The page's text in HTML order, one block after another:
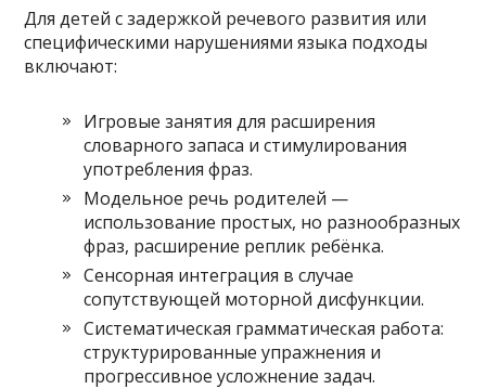
Для детей с задержкой речевого развития или
специфическими нарушениями языка подходы
включают:
Игровые занятия для расширения
словарного запаса и стимулирования
употребления фраз.
Модельное речь родителей —
использование простых, но разнообразных
фраз, расширение реплик ребёнка.
Сенсорная интеграция в случае
сопутствующей моторной дисфункции.
Систематическая грамматическая работа:
структурированные упражнения и
прогрессивное усложнение задач.